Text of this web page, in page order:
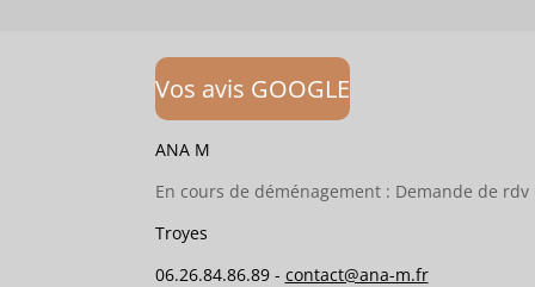
Vos avis GOOGLE
ANA M
En cours de déménagement : Demande de
Troyes
06.26.84.86.89 - contact@ana-m.fr